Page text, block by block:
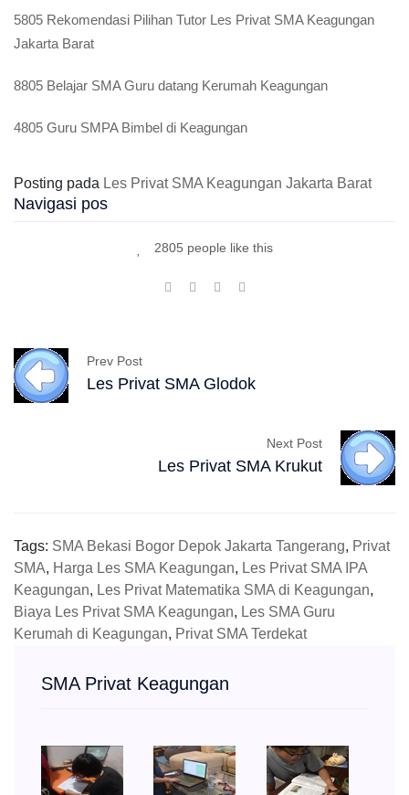
5805 Rekomendasi Pilihan Tutor Les Privat SMA Keagungan
Jakarta Barat
8805 Belajar SMA Guru datang Kerumah Keagungan
4805 Guru SMPA Bimbel di Keagungan
Posting pada Les Privat SMA Keagungan Jakarta Barat
Navigasi pos
2805 people like this
Prev Post
Les Privat SMA Glodok
Next Post
Les Privat SMA Krukut
Tags: SMA Bekasi Bogor Depok Jakarta Tangerang, Privat
SMA, Harga Les SMA Keagungan, Les Privat SMA IPA
Keagungan, Les Privat Matematika SMA di Keagungan,
Biaya Les Privat SMA Keagungan, Les SMA Guru
Kerumah di Keagungan, Privat SMA Terdekat
SMA Privat Keagungan